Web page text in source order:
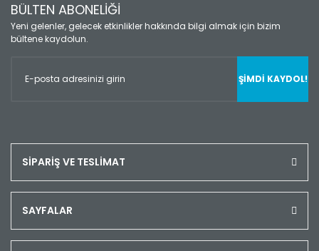
BÜLTEN ABONELİĞİ
Yeni gelenler, gelecek etkinlikler hakkında bilgi almak için bizim
bültene kaydolun.
ŞİMDİ KAYDOL!
SİPARİŞ VE TESLİMAT
SAYFALAR